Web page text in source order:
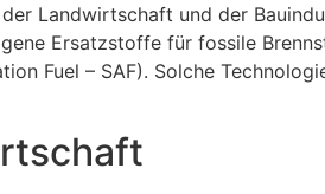
Landwirtschaft und der
Ersatzstoffe für fossile
Fuel – SAF). Solche